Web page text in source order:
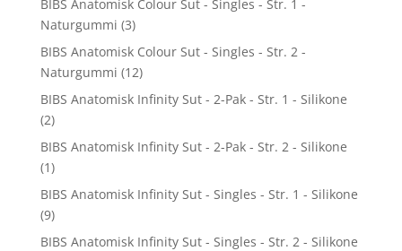
BIBS Anatomisk Colour Sut - Singles - Str. 1 -
Naturgummi (3)
BIBS Anatomisk Colour Sut - Singles - Str. 2 -
Naturgummi (12)
BIBS Anatomisk Infinity Sut - 2-Pak - Str. 1 - Silikone
(2)
BIBS Anatomisk Infinity Sut - 2-Pak - Str. 2 - Silikone
(1)
BIBS Anatomisk Infinity Sut - Singles - Str. 1 - Silikone
(9)
BIBS Anatomisk Infinity Sut - Singles - Str. 2 - Silikone